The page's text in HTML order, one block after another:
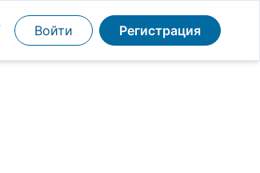
Войти Регистрация